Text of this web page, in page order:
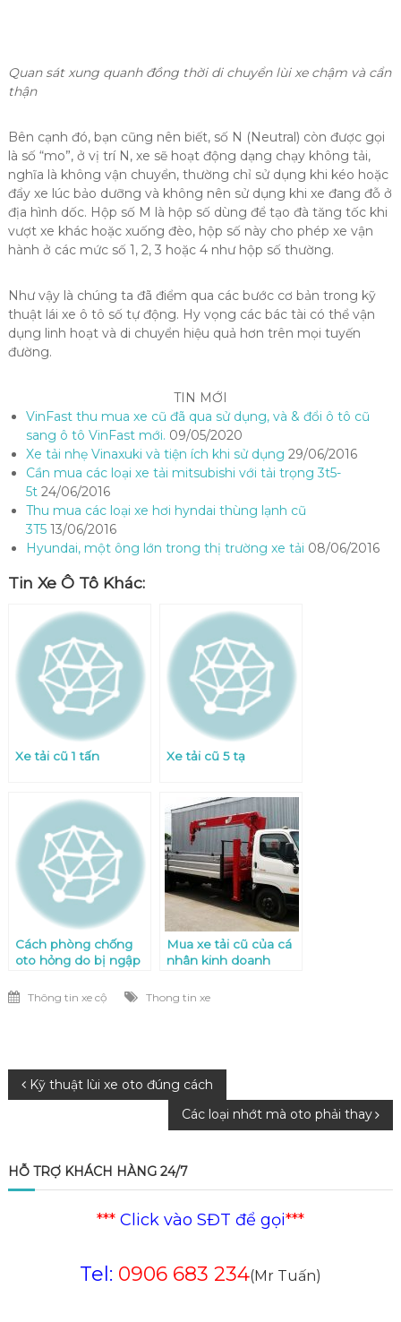
Quan sát xung quanh đồng thời di chuyển lùi xe chậm và cẩn
thận
Bên cạnh đó, bạn cũng nên biết, số N (Neutral) còn được gọi
là số “mo”, ở vị trí N, xe sẽ hoạt động dạng chạy không tải,
nghĩa là không vận chuyển, thường chỉ sử dụng khi kéo hoặc
đẩy xe lúc bảo dưỡng và không nên sử dụng khi xe đang đỗ ở
địa hình dốc. Hộp số M là hộp số dùng để tạo đà tăng tốc khi
vượt xe khác hoặc xuống đèo, hộp số này cho phép xe vận
hành ở các mức số 1, 2, 3 hoặc 4 như hộp số thường.
Như vậy là chúng ta đã điểm qua các bước cơ bản trong kỹ
thuật lái xe ô tô số tự động. Hy vọng các bác tài có thể vận
dụng linh hoạt và di chuyển hiệu quả hơn trên mọi tuyến
đường.
TIN MỚI
VinFast thu mua xe cũ đã qua sử dụng, và & đổi ô tô cũ
sang ô tô VinFast mới. 09/05/2020
Xe tải nhẹ Vinaxuki và tiện ích khi sử dụng 29/06/2016
Cần mua các loại xe tải mitsubishi với tải trọng 3t5-
5t24/06/2016
Thu mua các loại xe hơi hyndai thùng lạnh cũ
3T513/06/2016
Hyundai, một ông lớn trong thị trường xe tải 08/06/2016
Tin Xe Ô Tô Khác:
Xe tải cũ 1 tấn Xe tải cũ 5 tạ
Cách phòng chống
oto hỏng do bị ngập
Mua xe tải cũ của cá
nhân kinh doanh
Thông tin xe cộ Thong tin xe
Điều
bài
Kỹ thuật lùi xe oto đúng cách
Các loại nhớt mà oto phải thay
HỖ TRỢ KHÁCH HÀNG 24/7
*** Click vào SĐT để gọi***
Tel: 0906 683 234(Mr Tuấn)